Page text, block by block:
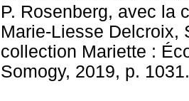
P. Rosenberg, avec la
Marie-Liesse Delcroix,
collection Mariette :
Somogy, 2019, p. 1031.